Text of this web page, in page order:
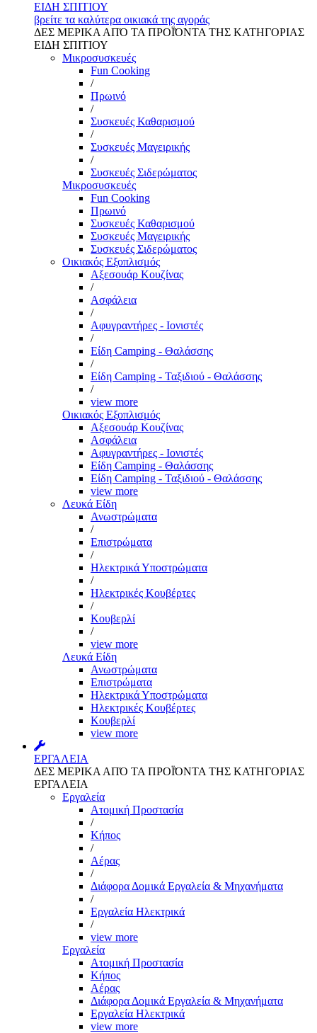
ΕΙΔΗ ΣΠΙΤΙΟΥ
βρείτε τα καλύτερα οικιακά της αγοράς
ΔΕΣ ΜΕΡΙΚΑ ΑΠΌ ΤΑ ΠΡΟΪΌΝΤΑ ΤΗΣ ΚΑΤΗΓΟΡΙΑΣ
ΕΙΔΗ ΣΠΙΤΙΟΥ
Μικροσυσκευές
Fun Cooking
/
Πρωινό
/
Συσκευές Καθαρισμού
/
Συσκευές Μαγειρικής
/
Συσκευές Σιδερώματος
Μικροσυσκευές
Fun Cooking
Πρωινό
Συσκευές Καθαρισμού
Συσκευές Μαγειρικής
Συσκευές Σιδερώματος
Οικιακός Εξοπλισμός
Αξεσουάρ Κουζίνας
/
Ασφάλεια
/
Αφυγραντήρες - Ιονιστές
/
Είδη Camping - Θαλάσσης
/
Είδη Camping - Ταξιδιού - Θαλάσσης
/
view more
Οικιακός Εξοπλισμός
Αξεσουάρ Κουζίνας
Ασφάλεια
Αφυγραντήρες - Ιονιστές
Είδη Camping - Θαλάσσης
Είδη Camping - Ταξιδιού - Θαλάσσης
view more
Λευκά Είδη
Ανωστρώματα
/
Επιστρώματα
/
Ηλεκτρικά Υποστρώματα
/
Ηλεκτρικές Κουβέρτες
/
Κουβερλί
/
view more
Λευκά Είδη
Ανωστρώματα
Επιστρώματα
Ηλεκτρικά Υποστρώματα
Ηλεκτρικές Κουβέρτες
Κουβερλί
view more
ΕΡΓΑΛΕΙΑ
ΔΕΣ ΜΕΡΙΚΑ ΑΠΌ ΤΑ ΠΡΟΪΌΝΤΑ ΤΗΣ ΚΑΤΗΓΟΡΙΑΣ
ΕΡΓΑΛΕΙΑ
Εργαλεία
Aτομική Προστασία
/
Kήπος
/
Αέρας
/
Διάφορα Δομικά Εργαλεία & Μηχανήματα
/
Εργαλεία Ηλεκτρικά
/
view more
Εργαλεία
Aτομική Προστασία
Kήπος
Αέρας
Διάφορα Δομικά Εργαλεία & Μηχανήματα
Εργαλεία Ηλεκτρικά
view more